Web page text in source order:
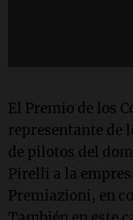
El Premio de los
representante de
de pilotos del
Pirelli a la
Premiazioni, en